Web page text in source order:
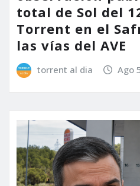
total de Sol del
Torrent en el
las vías del AVE
torrent al dia Ago